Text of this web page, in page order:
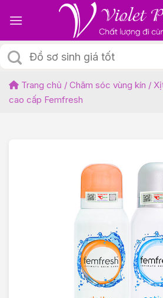
Tìm
kiếm:
Trang chủ / Chăm sóc vùng kín /
cao cấp Femfresh